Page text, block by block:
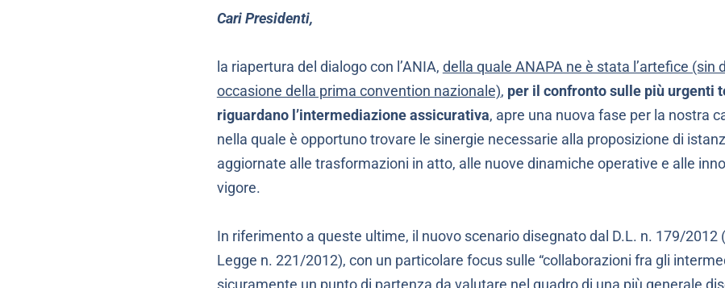
Cari Presidenti,
la riapertura del dialogo con l’ANIA, della quale ANAPA ne è stata l’artefice (sin
occasione della prima convention nazionale), per il confronto sulle più urgenti
riguardano l’intermediazione assicurativa, apre una nuova fase per la nostra
nella quale è opportuno trovare le sinergie necessarie alla proposizione di
aggiornate alle trasformazioni in atto, alle nuove dinamiche operative e alle
vigore.
In riferimento a queste ultime, il nuovo scenario disegnato dal D.L. n. 179/2012
Legge n. 221/2012), con un particolare focus sulle “collaborazioni fra gli
sicuramente un punto di partenza da valutare nel quadro di una più generale